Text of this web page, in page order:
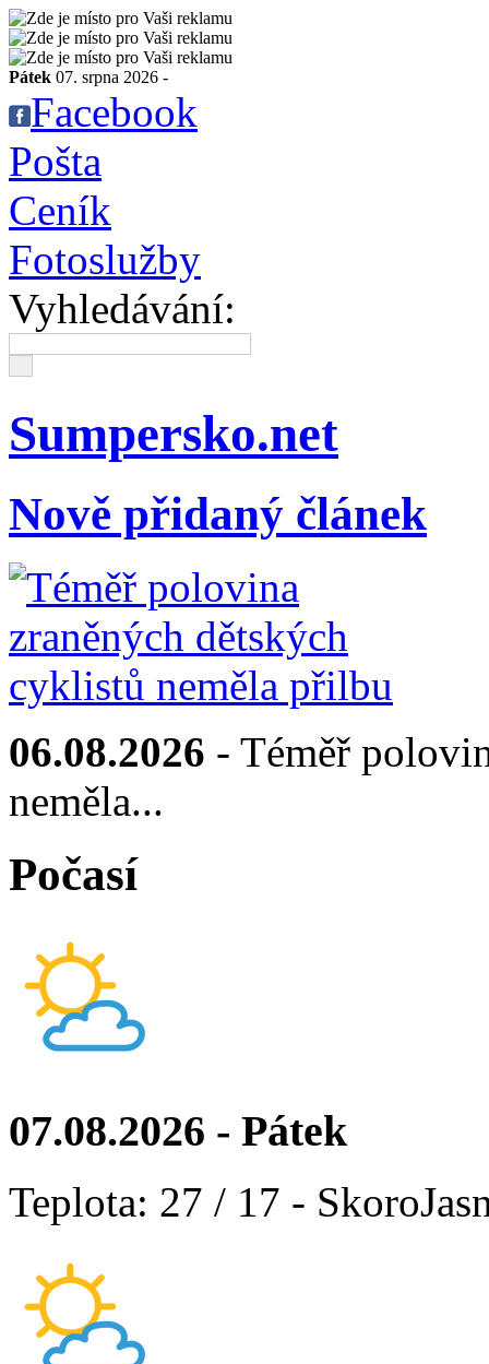
Pátek 07. srpna 2026 -
Facebook
Pošta
Ceník
Fotoslužby
Vyhledávání:
Sumpersko.net
Nově přidaný článek
06.08.2026 - Téměř
neměla...
Počasí
07.08.2026 - Pátek
Teplota: 27 / 17 -